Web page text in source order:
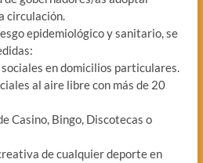
circulación.
epidemiológico y sanitario, se
en domicilios particulares.
al aire libre con más de 20
Casino, Bingo, Discotecas o
de cualquier deporte en